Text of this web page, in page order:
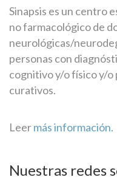
Sinapsis es un centro
no farmacológico de
neurológicas/
personas con
cognitivo y/o físico y/
curativos.
Leermás información.
Nuestras redes